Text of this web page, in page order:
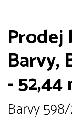
Prodej
Barvy,
- 52,44
Barvy